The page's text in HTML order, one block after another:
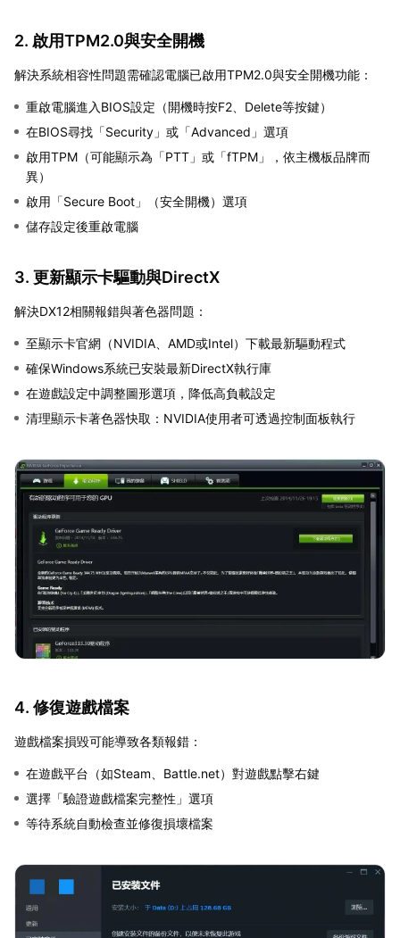
2. 啟用TPM2.0與安全開機
解決系統相容性問題需確認電腦已啟用TPM2.0與安全開機功能：
重啟電腦進入BIOS設定（開機時按F2、Delete等按鍵）
在BIOS尋找「Security」或「Advanced」選項
啟用TPM（可能顯示為「PTT」或「fTPM」，依主機板品牌而
異）
啟用「Secure Boot」（安全開機）選項
儲存設定後重啟電腦
3. 更新顯示卡驅動與DirectX
解決DX12相關報錯與著色器問題：
至顯示卡官網（NVIDIA、AMD或Intel）下載最新驅動程式
確保Windows系統已安裝最新DirectX執行庫
在遊戲設定中調整圖形選項，降低高負載設定
清理顯示卡著色器快取：NVIDIA使用者可透過控制面板執行
4. 修復遊戲檔案
遊戲檔案損毀可能導致各類報錯：
在遊戲平台（如Steam、Battle.net）對遊戲點擊右鍵
選擇「驗證遊戲檔案完整性」選項
等待系統自動檢查並修復損壞檔案